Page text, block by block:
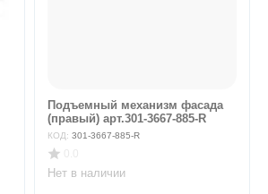
Подъемный механизм фасада
(правый) арт.301-3667-885-R
КОД: 301-3667-885-R
Нет в наличии